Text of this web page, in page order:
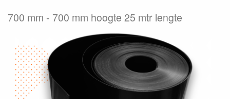
700 mm 700 mm hoogte 25 mtr lengte